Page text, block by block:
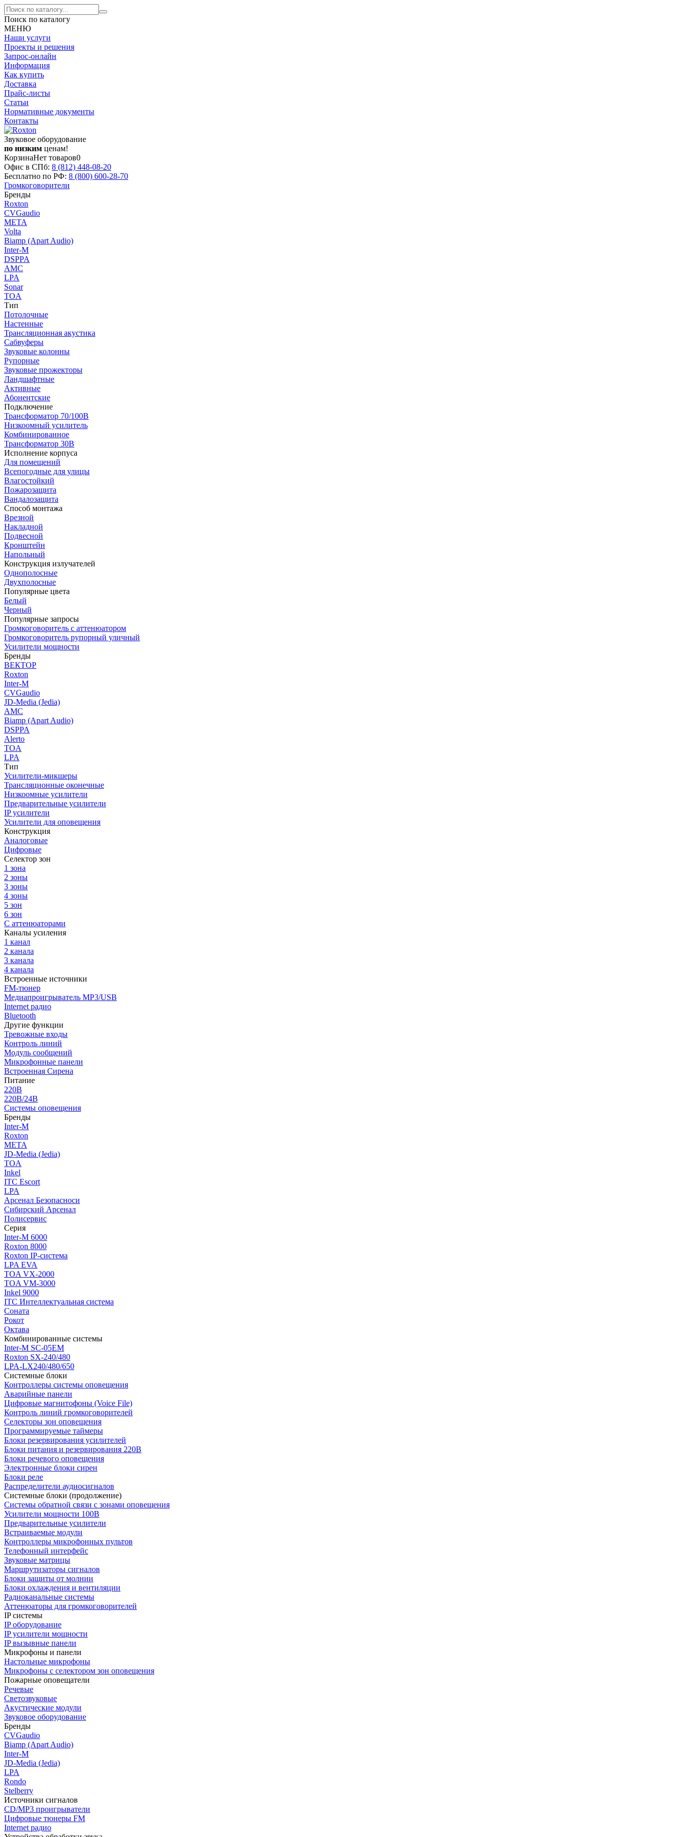
Поиск по каталогу
МЕНЮ
Наши услуги
Проекты и решения
Запрос-онлайн
Информация
Как купить
Доставка
Прайс-листы
Статьи
Нормативные документы
Контакты
Звуковое оборудование
по низким ценам!
КорзинаНет товаров0
Офис в СПб: 8 (812) 448-08-20
Бесплатно по РФ: 8 (800) 600-28-70
Громкоговорители
Бренды
Roxton
CVGaudio
МЕТА
Volta
Biamp (Apart Audio)
Inter-M
DSPPA
AMC
LPA
Sonar
TOA
Тип
Потолочные
Настенные
Трансляционная акустика
Сабвуферы
Звуковые колонны
Рупорные
Звуковые прожекторы
Ландшафтные
Активные
Абонентские
Подключение
Трансформатор 70/100В
Низкоомный усилитель
Комбинированное
Трансформатор 30В
Исполнение корпуса
Для помещений
Всепогодные для улицы
Влагостойкий
Пожарозащита
Вандалозащита
Способ монтажа
Врезной
Накладной
Подвесной
Кронштейн
Напольный
Конструкция излучателей
Однополосные
Двухполосные
Популярные цвета
Белый
Черный
Популярные запросы
Громкоговоритель с аттенюатором
Громкоговоритель рупорный уличный
Усилители мощности
Бренды
ВЕКТОР
Roxton
Inter-M
CVGaudio
JD-Media (Jedia)
AMC
Biamp (Apart Audio)
DSPPA
Alerto
TOA
LPA
Тип
Усилители-микшеры
Трансляционные оконечные
Низкоомные усилители
Предварительные усилители
IP усилители
Усилители для оповещения
Конструкция
Аналоговые
Цифровые
Селектор зон
1 зона
2 зоны
3 зоны
4 зоны
5 зон
6 зон
С аттенюаторами
Каналы усиления
1 канал
2 канала
3 канала
4 канала
Встроенные источники
FM-тюнер
Медиапроигрыватель MP3/USB
Internet радио
Bluetooth
Другие функции
Тревожные входы
Контроль линий
Модуль сообщений
Микрофонные панели
Встроенная Сирена
Питание
220В
220В/24В
Системы оповещения
Бренды
Inter-M
Roxton
МЕТА
JD-Media (Jedia)
TOA
Inkel
ITC Escort
LPA
Арсенал Безопасноси
Сибирский Арсенал
Полисервис
Серия
Inter-M 6000
Roxton 8000
Roxton IP-система
LPA EVA
TOA VX-2000
TOA VM-3000
Inkel 9000
ITC Интеллектуальная система
Соната
Рокот
Октава
Комбинированные системы
Inter-M SC-05EM
Roxton SX-240/480
LPA-LX240/480/650
Системные блоки
Контроллеры системы оповещения
Аварийные панели
Цифровые магнитофоны (Voice File)
Контроль линий громкоговорителей
Селекторы зон оповещения
Программируемые таймеры
Блоки резервирования усилителей
Блоки питания и резервирования 220В
Блоки речевого оповещения
Электронные блоки сирен
Блоки реле
Распределители аудиосигналов
Системные блоки (продолжение)
Системы обратной связи с зонами оповещения
Усилители мощности 100В
Предварительные усилители
Встраиваемые модули
Контроллеры микрофонных пультов
Телефонный интерфейс
Звуковые матрицы
Маршрутизаторы сигналов
Блоки защиты от молнии
Блоки охлаждения и вентиляции
Радиоканальные системы
Аттенюаторы для громкоговорителей
IP системы
IP оборудование
IP усилители мощности
IP вызывные панели
Микрофоны и панели
Настольные микрофоны
Микрофоны с селектором зон оповещения
Пожарные оповещатели
Речевые
Светозвуковые
Акустические модули
Звуковое оборудование
Бренды
CVGaudio
Biamp (Apart Audio)
Inter-M
JD-Media (Jedia)
LPA
Rondo
Stelberry
Источники сигналов
CD/MP3 проигрыватели
Цифровые тюнеры FM
Internet радио